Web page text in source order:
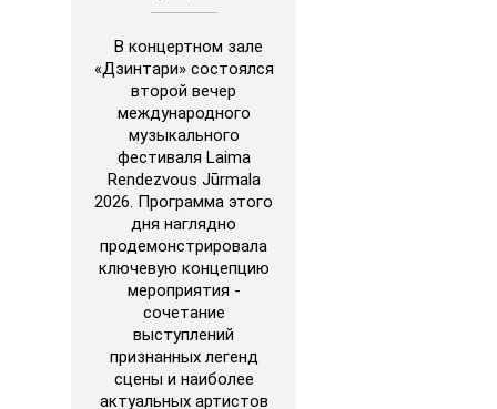
В концертном зале
«Дзинтари» состоялся
второй вечер
международного
музыкального
фестиваля Laima
Rendezvous Jūrmala
2026. Программа этого
дня наглядно
продемонстрировала
ключевую концепцию
мероприятия -
сочетание
выступлений
признанных легенд
сцены и наиболее
актуальных артистов